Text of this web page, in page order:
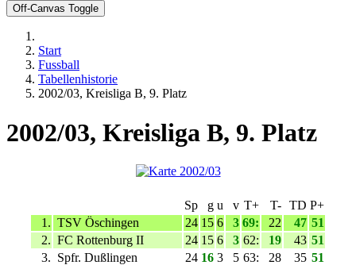
Off-Canvas Toggle
Start
Fussball
Tabellenhistorie
2002/03, Kreisliga B, 9. Platz
2002/03, Kreisliga B, 9. Platz
Sp g u v T+ T- TD P+
1. TSV Öschingen 24 15 6 3 69: 22 47 51
2. FC Rottenburg II 24 15 6 3 62: 19 43 51
3. Spfr. Dußlingen 24 16 3 5 63: 28 35 51